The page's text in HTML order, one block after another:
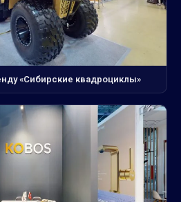
«Сибирские квадроциклы»